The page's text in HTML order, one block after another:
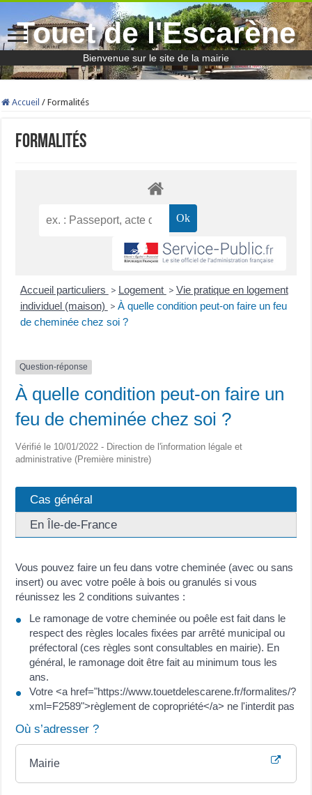
Touet de l'Escarène
Bienvenue sur le site de la mairie
Accueil / Formalités
Formalités
Accueil particuliers > Logement > Vie pratique en logement
individuel (maison) > À quelle condition peut-on faire un feu
de cheminée chez soi ?
Question-réponse
À quelle condition peut-on faire un
feu de cheminée chez soi ?
Vérifié le 10/01/2022 - Direction de l'information légale et
administrative (Première ministre)
Cas général
En Île-de-France
Vous pouvez faire un feu dans votre cheminée (avec ou sans
insert) ou avec votre poêle à bois ou granulés si vous
réunissez les 2 conditions suivantes :
Le ramonage de votre cheminée ou poêle est fait dans le
respect des règles locales fixées par arrêté municipal ou
préfectoral (ces règles sont consultables en mairie). En
général, le ramonage doit être fait au minimum tous les
ans.
Votre <a href="https://www.touetdelescarene.fr/formalites/?
xml=F2589">règlement de copropriété</a> ne l'interdit pas
Où s’adresser ?
Mairie